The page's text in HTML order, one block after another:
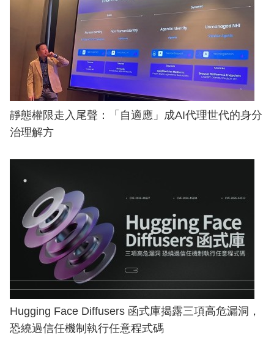
靜態權限走入尾聲：「自適應」成AI代理世代的身分
治理解方
Hugging Face Diffusers 函式庫揭露三項高危漏洞，
恐繞過信任機制執行任意程式碼